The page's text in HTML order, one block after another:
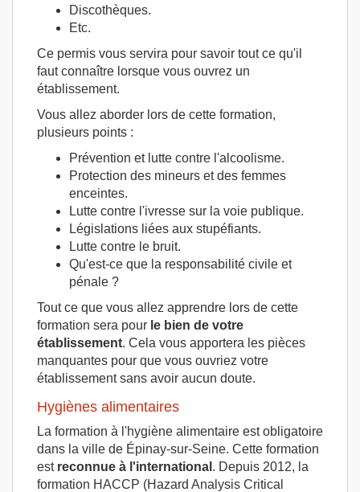
Discothèques.
Etc.
Ce permis vous servira pour savoir tout ce qu'il
faut connaître lorsque vous ouvrez un
établissement.
Vous allez aborder lors de cette formation,
plusieurs points :
Prévention et lutte contre l'alcoolisme.
Protection des mineurs et des femmes
enceintes.
Lutte contre l'ivresse sur la voie publique.
Législations liées aux stupéfiants.
Lutte contre le bruit.
Qu'est-ce que la responsabilité civile et
pénale ?
Tout ce que vous allez apprendre lors de cette
formation sera pour le bien de votre
établissement. Cela vous apportera les pièces
manquantes pour que vous ouvriez votre
établissement sans avoir aucun doute.
Hygiènes alimentaires
La formation à l'hygiène alimentaire est obligatoire
dans la ville de Épinay-sur-Seine. Cette formation
estreconnue à l'international . Depuis 2012, la
formation HACCP (Hazard Analysis Critical